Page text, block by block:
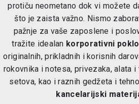
protiču neometano dok vi možete
što je zaista važno. Nismo
pažnje za vaše zaposlene i
tražite idealan korporativni
originalnih, prikladnih i korisnih
rokovnika i notesa, privezaka, alata
setova, kao i raznih gedžeta i
kancelarijski